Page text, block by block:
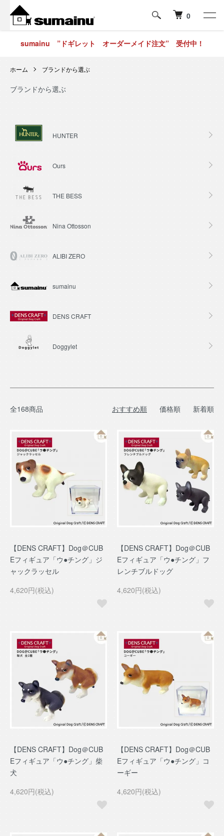
0
sumainu ”ドギレット オーダーメイド注文” 受付中！
ホーム ブランドから選ぶ
ブランドから選ぶ
HUNTER
Ours
THE BESS
Nina Ottosson
ALIBI ZERO
sumainu
DENS CRAFT
Doggylet
全168商品 おすすめ順 価格順 新着順
【DENS CRAFT】Dog＠CUB
Eフィギュア「ウ●チング」ジ
ャックラッセル
4,620円(税込)
【DENS CRAFT】Dog＠CUB
Eフィギュア「ウ●チング」フ
レンチブルドッグ
4,620円(税込)
【DENS CRAFT】Dog＠CUB
Eフィギュア「ウ●チング」柴
犬
4,620円(税込)
【DENS CRAFT】Dog＠CUB
Eフィギュア「ウ●チング」コ
ーギー
4,620円(税込)